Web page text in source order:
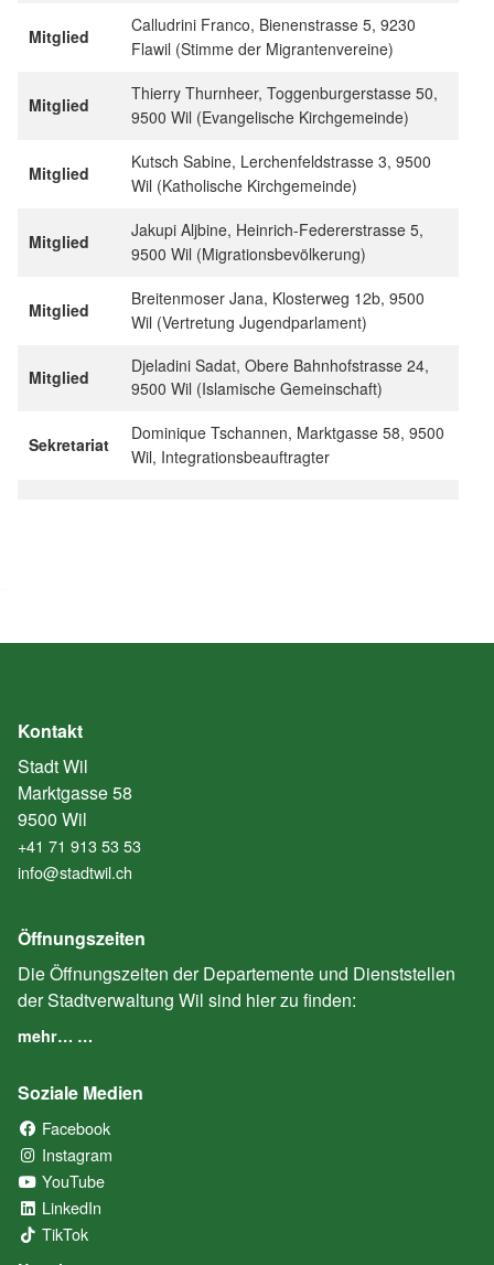
Mitglied
Calludrini Franco, Bienenstrasse 5, 9230
Flawil (Stimme der Migrantenvereine)
Mitglied
Thierry Thurnheer, Toggenburgerstasse 50,
9500 Wil (Evangelische Kirchgemeinde)
Mitglied
Kutsch Sabine, Lerchenfeldstrasse 3, 9500
Wil (Katholische Kirchgemeinde)
Mitglied
Jakupi Aljbine, Heinrich-Federerstrasse 5,
9500 Wil (Migrationsbevölkerung)
Mitglied
Breitenmoser Jana, Klosterweg 12b, 9500
Wil (Vertretung Jugendparlament)
Mitglied
Djeladini Sadat, Obere Bahnhofstrasse 24,
9500 Wil (Islamische Gemeinschaft)
Sekretariat
Dominique Tschannen, Marktgasse 58, 9500
Wil, Integrationsbeauftragter
Kontakt
Stadt Wil
Marktgasse 58
9500 Wil
+41 71 913 53 53
info@stadtwil.ch
Öffnungszeiten
Die Öffnungszeiten der Departemente und Dienststellen
der Stadtverwaltung Wil sind hier zu finden:
mehr… …
Soziale Medien
Facebook
Instagram
YouTube
LinkedIn
TikTok